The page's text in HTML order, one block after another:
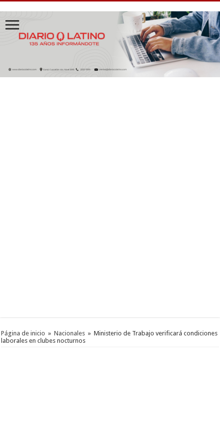
Página de inicio » Nacionales » Ministerio de Trabajo verificará condiciones
laborales en clubes nocturnos